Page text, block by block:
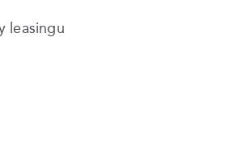
leasingu